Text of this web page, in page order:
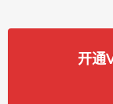
开通